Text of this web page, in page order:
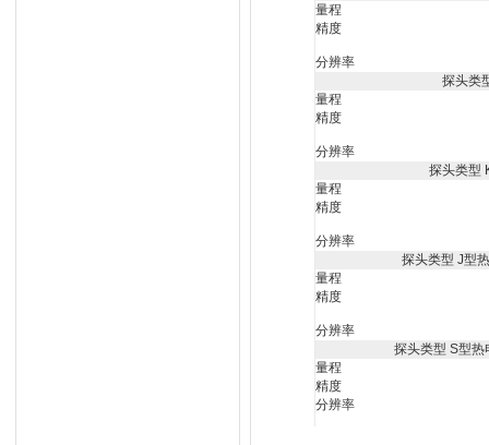
量程
精度
分辨率
探头类
量程
精度
分辨率
探头类型
量程
精度
分辨率
探头类型 J型
量程
精度
分辨率
探头类型 S型热
量程
精度
分辨率